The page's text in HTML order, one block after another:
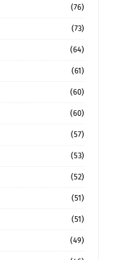
(76)
(73)
(64)
(61)
(60)
(60)
(57)
(53)
(52)
(51)
(51)
(49)